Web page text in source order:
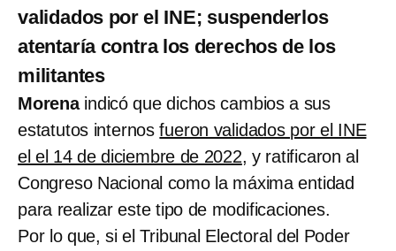
validados por el INE; suspenderlos
atentaría contra los derechos de los
militantes
Morenaindicó que dichos cambios a sus
estatutos internosfueron validados por el INE
el el 14 de diciembre de 2022, y ratificaron al
Congreso Nacional como la máxima entidad
para realizar este tipo de modificaciones.
Por lo que, si el Tribunal Electoral del Poder